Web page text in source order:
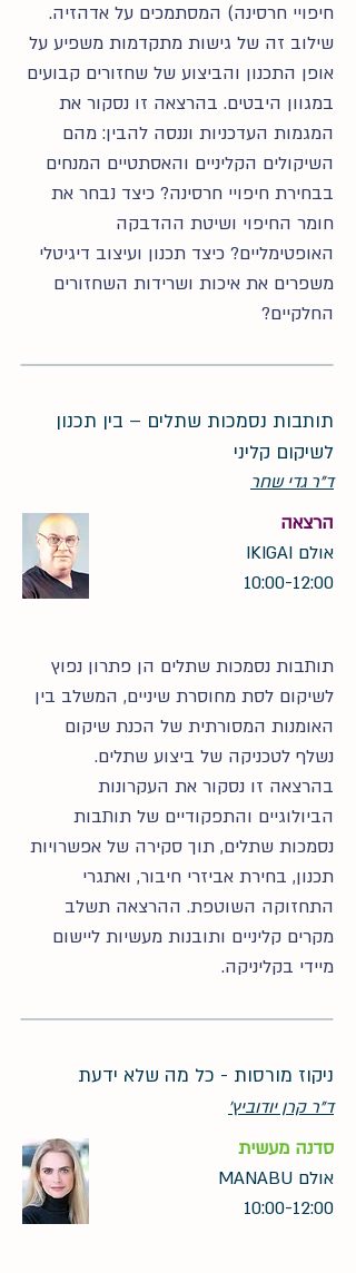
חיפויי חרסינה) המסתמכים על אדהזיה.
שילוב זה של גישות מתקדמות משפיע על
אופן התכנון והביצוע של שחזורים קבועים
במגוון היבטים. בהרצאה זו נסקור את
המגמות העדכניות וננסה להבין: מהם
השיקולים הקליניים והאסתטיים המנחים
בבחירת חיפויי חרסינה? כיצד נבחר את
חומר החיפוי ושיטת ההדבקה
האופטימליים? כיצד תכנון ועיצוב דיגיטלי
משפרים את איכות ושרידות השחזורים
החלקיים?
תותבות נסמכות שתלים – בין תכנון
לשיקום קליני
ד"ר גדי שחר
הרצאה
אולם IKIGAI
10:00-12:00
תותבות נסמכות שתלים הן פתרון נפוץ
לשיקום לסת מחוסרת שיניים, המשלב בין
האומנות המסורתית של הכנת שיקום
נשלף לטכניקה של ביצוע שתלים.
בהרצאה זו נסקור את העקרונות
הביולוגיים והתפקודיים של תותבות
נסמכות שתלים, תוך סקירה של אפשרויות
תכנון, בחירת אביזרי חיבור, ואתגרי
התחזוקה השוטפת. ההרצאה תשלב
מקרים קליניים ותובנות מעשיות ליישום
מיידי בקליניקה.
ניקוז מורסות - כל מה שלא ידעת
ד"ר קרן יודוביץ'
סדנה מעשית
אולם MANABU
10:00-12:00